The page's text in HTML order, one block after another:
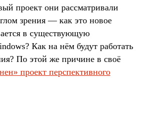
проект они рассматривали
зрения — как это новое
в существующую
Как на нём будут работать
По этой же причине в своё
проект перспективного